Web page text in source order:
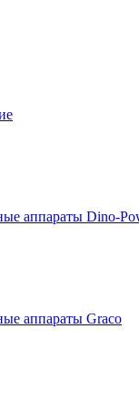
аппараты Dino-
аппараты Graco